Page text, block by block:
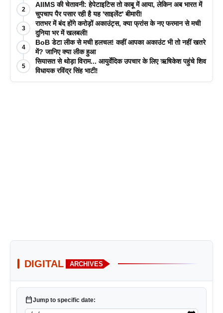
2
AIIMS की चेतावनी: हेपेटाइटिस तो काबू में आया, लेकिन अब भारत में
चुपचाप पैर पसार रही है यह 'साइलेंट' बीमारी!
3
रातभर में बंद होंगे करोड़ों अकाउंट्स, क्या फ्रांस के नए फरमान से मची
दुनिया भर में खलबली!
4
BoB डेटा लीक से मची हलचल! कहीं आपका अकाउंट भी तो नहीं खतरे
में? जानिए क्या लीक हुआ
5
सियासत से थोड़ा विराम... आयुर्वेदिक उपचार के लिए ऋषिकेश पहुंचे शिव
विधायक रविंद्र सिंह भाटी!
DIGITAL ARCHIVES
calendar_todayJump to specific date: